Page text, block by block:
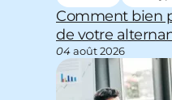
Comment bien
de votre
04août 2026